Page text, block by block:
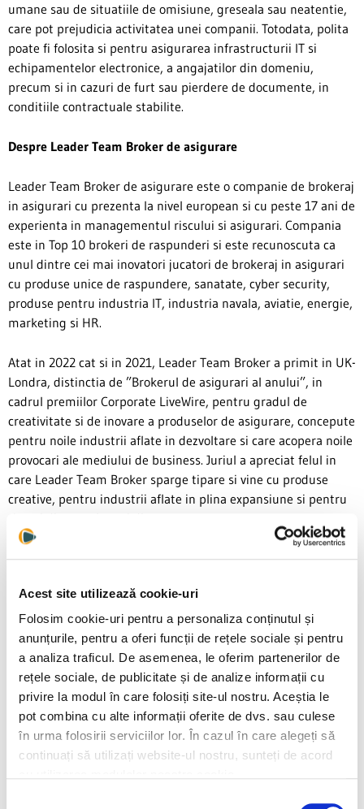
Acest site utilizează cookie-uri
Folosim cookie-uri pentru a personaliza conținutul și
anunțurile, pentru a oferi funcții de rețele sociale și pentru
a analiza traficul. De asemenea, le oferim partenerilor de
rețele sociale, de publicitate și de analize informații cu
privire la modul în care folosiți site-ul nostru. Aceștia le
pot combina cu alte informații oferite de dvs. sau culese
în urma folosirii serviciilor lor. În cazul în care alegeți să
continuați să utilizați website-ul nostru, sunteți de acord
umane sau de situatiile de omisiune, greseala sau neatentie,
care pot prejudicia activitatea unei companii. Totodata, polita
poate fi folosita si pentru asigurarea infrastructurii IT si
echipamentelor electronice, a angajatilor din domeniu,
precum si in cazuri de furt sau pierdere de documente, in
conditiile contractuale stabilite.
Despre Leader Team Broker de asigurare
Leader Team Broker de asigurare este o companie de brokeraj
in asigurari cu prezenta la nivel european si cu peste 17 ani de
experienta in managementul riscului si asigurari. Compania
este in Top 10 brokeri de raspunderi si este recunoscuta ca
unul dintre cei mai inovatori jucatori de brokeraj in asigurari
cu produse unice de raspundere, sanatate, cyber security,
produse pentru industria IT, industria navala, aviatie, energie,
marketing si HR.
Atat in 2022 cat si in 2021, Leader Team Broker a primit in UK-
Londra, distinctia de ”Brokerul de asigurari al anului”, in
cadrul premiilor Corporate LiveWire, pentru gradul de
creativitate si de inovare a produselor de asigurare, concepute
pentru noile industrii aflate in dezvoltare si care acopera noile
provocari ale mediului de business. Juriul a apreciat felul in
care Leader Team Broker sparge tipare si vine cu produse
creative, pentru industrii aflate in plina expansiune si pentru
In 2020, performantele companiei au fost recompensate de
asigurari” si de Financial Intelligence cu distinctia ”Asigurarea
pentru securitate cibernetica a anului 2020”.
Publicatia londoneza ”Treat Technologies” dedicata stirilor din
domeniul securitatii cibernetice a inclus Leader Team Broker
in top 20 companii la nivel mondial care ofera cele mai bune
solutii si produse de asigurare in ”cyber insurance”. In anul
2017, compania a primit premiul ”Cel mai creativ Broker de
asigurare din Romania”, oferit de Media XPrimm iar in 2019 a